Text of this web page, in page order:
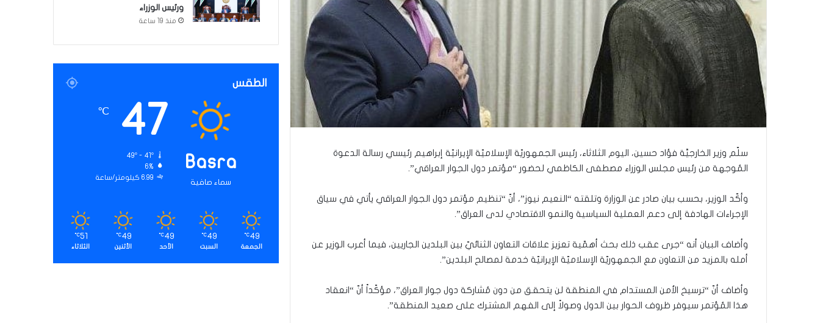
سلّم وزير الخارجيَّة فؤاد حسين، اليوم الثلاثاء، رئيس الجمهوريّة الإسلاميّة الإيرانيّة إبراهيم رئيسي رسالة الدعوة
المُوجهة من رئيس مجلس الوزراء مصطفى الكاظمي لحضور “مؤتمر دول الجوار العراقي”.
وأكّد الوزير، بحسب بيان صادر عن الوزارة وتلقته “النعيم نيوز”، أنّ “تنظيم مؤتمر دول الجوار العراقي يأتي في سياق
الإجراءات الهادفة إلى دعم العملية السياسية والنمو الاقتصادي لدى العراق”.
وأضاف البيان أنه “جرى عقب ذلك بحث أهمّية تعزيز علاقات التعاون الثنائيّ بين البلدين الجاريين، فيما أعرب الوزير عن
أمله بالمزيد من التعاون مع الجمهوريّة الإسلاميّة الإيرانيّة خدمة لمصالح البلدين”.
وأضاف أنّ “ترسيخ الأمن المستدام في المنطقة لن يتحقق من دون مُشاركة دول جوار العراق”، مؤكّداً أنّ “انعقاد
هذا المُؤتمر سيوفر ظروف الحوار بين الدول وصولاً إلى الفهم المشترك على صعيد المنطقة”.
ورئيس الوزراء
منذ 19 ساعة
الطقس
Basra
سماء صافية
47
℃
49º - 41º
6%
6.99 كيلومتر/ساعة
49
℃
الجمعة
49
℃
السبت
49
℃
الأحد
49
℃
الأثنين
51
℃
الثلاثاء